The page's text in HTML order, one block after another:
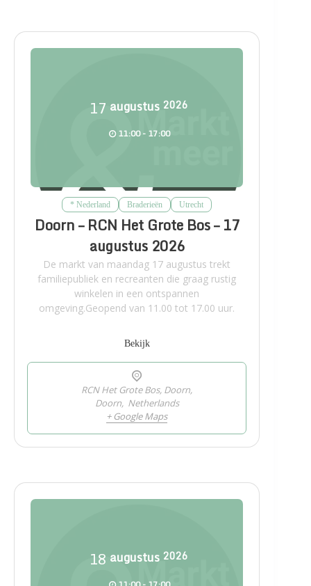
17 augustus 2026
11:00 - 17:00
* Nederland Braderieën Utrecht
Doorn – RCN Het Grote Bos – 17
augustus 2026
De markt van maandag 17 augustus trekt
familiepubliek en recreanten die graag rustig
winkelen in een ontspannen
omgeving.Geopend van 11.00 tot 17.00 uur.
Bekijk
RCN Het Grote Bos, Doorn,
Doorn, Netherlands
+ Google Maps
18 augustus 2026